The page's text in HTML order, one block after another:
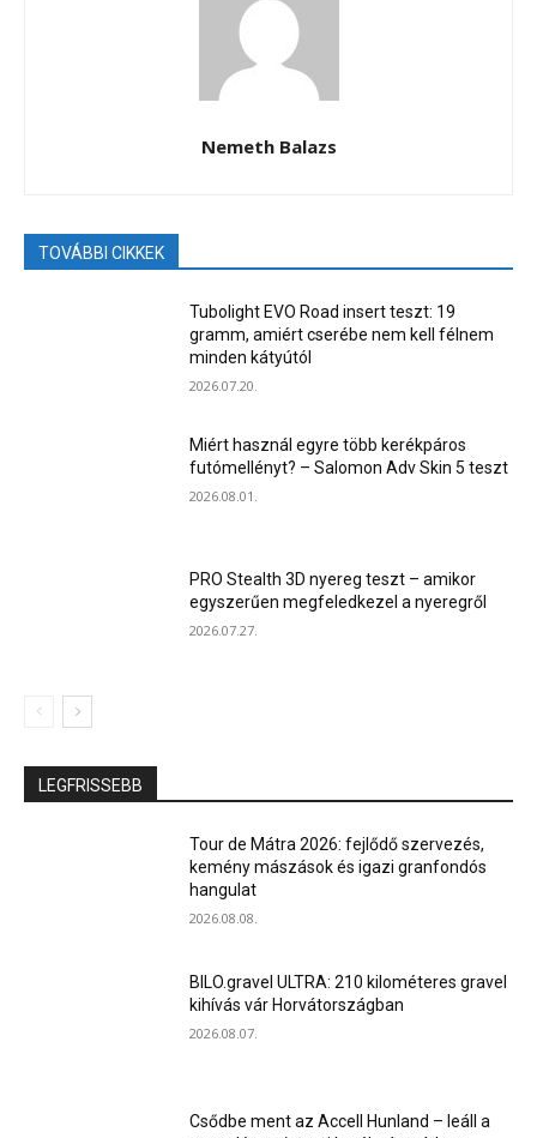
Nemeth Balazs
TOVÁBBI CIKKEK
Tubolight EVO Road insert teszt: 19
gramm, amiért cserébe nem kell félnem
minden kátyútól
2026.07.20.
Miért használ egyre több kerékpáros
futómellényt? – Salomon Adv Skin 5 teszt
2026.08.01.
PRO Stealth 3D nyereg teszt – amikor
egyszerűen megfeledkezel a nyeregről
2026.07.27.
LEGFRISSEBB
Tour de Mátra 2026: fejlődő szervezés,
kemény mászások és igazi granfondós
hangulat
2026.08.08.
BILO.gravel ULTRA: 210 kilométeres gravel
kihívás vár Horvátországban
2026.08.07.
Csődbe ment az Accell Hunland – leáll a